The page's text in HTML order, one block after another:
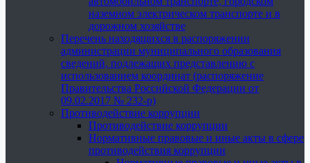
наземном электрическом транспорте и в
дорожном хозяйстве
Перечень находящихся в распоряжении
администрации муниципального образования
сведений, подлежащих представлению с
использованием координат (распоряжение
Правительства Российской Федерации от
09.02.2017 № 232-р)
Противодействие коррупции
Противодействие коррупции
Нормативные правовые и иные акты в сфере
противодействия коррупции